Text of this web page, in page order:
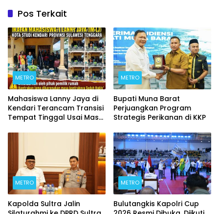
Pos Terkait
METRO
Mahasiswa Lanny Jaya di
Kendari Terancam Transisi
Tempat Tinggal Usai Masa
METRO
Bupati Muna Barat
Perjuangkan Program
Strategis Perikanan di KKP
METRO
Kapolda Sultra Jalin
METRO
Bulutangkis Kapolri Cup